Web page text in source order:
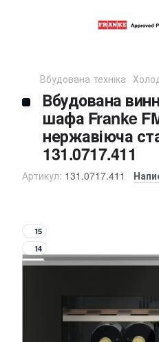
Вбудована техніка
Вбудована
шафа Franke
нержавіюча
131.0717.411
Артикул: 131.0717.411
15
14